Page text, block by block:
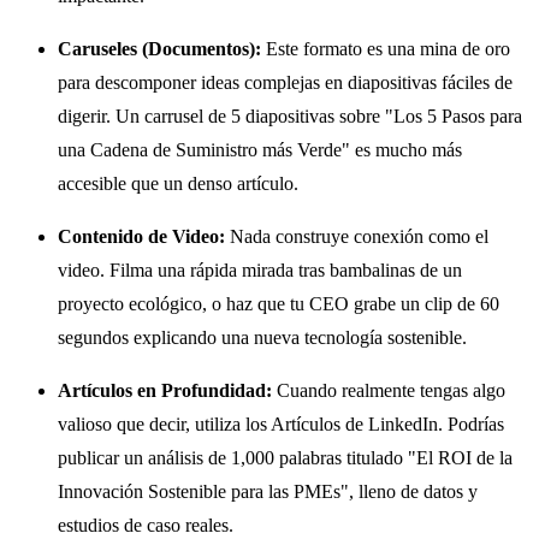
Caruseles (Documentos): Este formato es una mina de oro
para descomponer ideas complejas en diapositivas fáciles de
digerir. Un carrusel de 5 diapositivas sobre "Los 5 Pasos para
una Cadena de Suministro más Verde" es mucho más
accesible que un denso artículo.
Contenido de Video: Nada construye conexión como el
video. Filma una rápida mirada tras bambalinas de un
proyecto ecológico, o haz que tu CEO grabe un clip de 60
segundos explicando una nueva tecnología sostenible.
Artículos en Profundidad: Cuando realmente tengas algo
valioso que decir, utiliza los Artículos de LinkedIn. Podrías
publicar un análisis de 1,000 palabras titulado "El ROI de la
Innovación Sostenible para las PMEs", lleno de datos y
estudios de caso reales.